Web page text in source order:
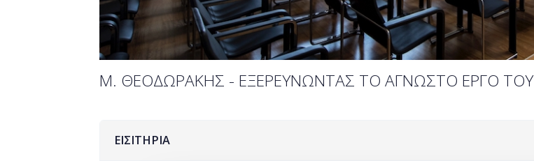
Μ. ΘΕΟΔΩΡΑΚΗΣ - ΕΞΕΡΕΥΝΩΝΤΑΣ ΤΟ ΑΓΝΩΣΤΟ ΕΡΓΟ ΤΟΥ
ΕΙΣΙΤΗΡΙΑ